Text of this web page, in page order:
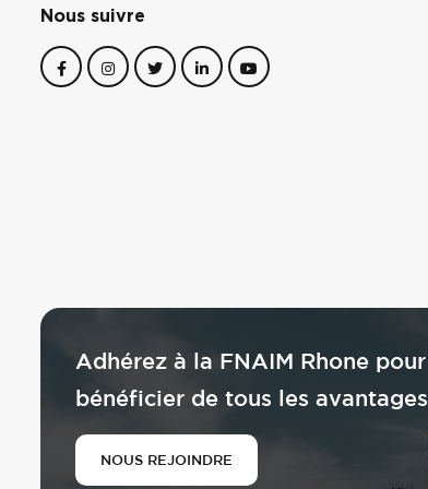
Nous suivre
Adhérez à la FNAIM Rhone pour
bénéficier de tous les avantages
NOUS REJOINDRE